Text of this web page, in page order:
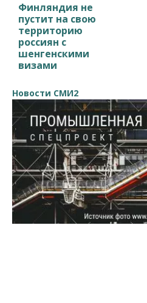
Финляндия не
пустит на свою
территорию
россиян с
шенгенскими
визами
Новости СМИ2